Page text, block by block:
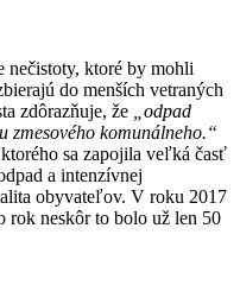
nečistoty, ktoré by mohli
do menších vetraných
zdôrazňuje, že
„odpad
zmesového komunálneho.“
sa zapojila veľká časť
a intenzívnej
obyvateľov. V roku 2017
rok neskôr to bolo už len 50